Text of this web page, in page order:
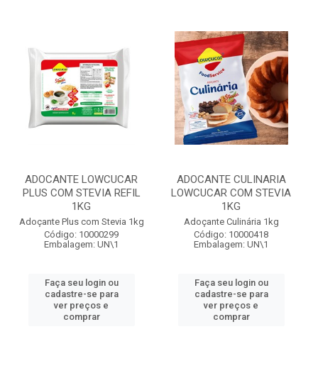
ADOCANTE LOWCUCAR
PLUS COM STEVIA REFIL
1KG
Adoçante Plus com Stevia 1kg
Código: 10000299
Embalagem: UN\1
Faça seu login ou
cadastre-se para
ver preços e
comprar
ADOCANTE CULINARIA
LOWCUCAR COM STEVIA
1KG
Adoçante Culinária 1kg
Código: 10000418
Embalagem: UN\1
Faça seu login ou
cadastre-se para
ver preços e
comprar